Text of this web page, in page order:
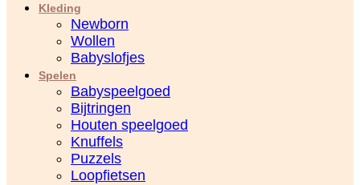
Kleding
Newborn
Wollen
Babyslofjes
Spelen
Babyspeelgoed
Bijtringen
Houten speelgoed
Knuffels
Puzzels
Loopfietsen